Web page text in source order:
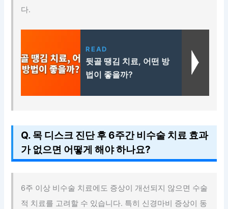
다.
READ
뒷골 땡김 치료, 어떤 방
법이 좋을까?
Q. 목 디스크 진단 후 6주간 비수술 치료 효과
가 없으면 어떻게 해야 하나요?
6주 이상 비수술 치료에도 증상이 개선되지 않으면 수술
적 치료를 고려할 수 있습니다. 특히 신경마비 증상이 동